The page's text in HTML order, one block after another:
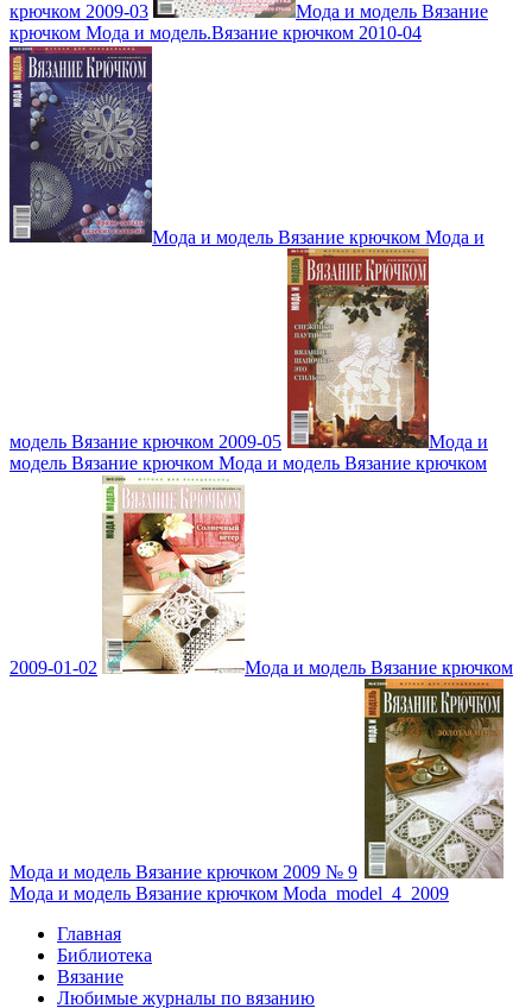
крючком 2009-03
Мода и модель Вязание
крючком Мода и модель.Вязание крючком 2010-04
Мода и модель Вязание крючком Мода и
модель Вязание крючком 2009-05
Мода и
модель Вязание крючком Мода и модель Вязание крючком
2009-01-02 Мода и модель Вязание крючком
Мода и модель Вязание крючком 2009 № 9
Мода и модель Вязание крючком Moda_model_4_2009
Главная
Библиотека
Вязание
Любимые журналы по вязанию